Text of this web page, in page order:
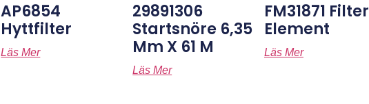
AP6854
Hyttfilter
Läs Mer
29891306
Startsnöre 6,35
Mm X 61 M
Läs Mer
FM31871 Filter
Element
Läs Mer